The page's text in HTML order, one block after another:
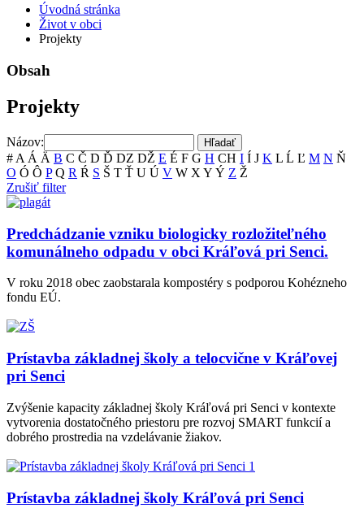
Úvodná stránka
Život v obci
Projekty
Obsah
Projekty
Názov:
# A Á Ä B C Č D Ď DZ DŽ E É F G H CH I Í J K L Ĺ Ľ M N Ň
O Ó Ô P Q R Ŕ S Š T Ť U Ú V W X Y Ý Z Ž
Zrušiť filter
Predchádzanie vzniku biologicky rozložiteľného
komunálneho odpadu v obci Kráľová pri Senci.
V roku 2018 obec zaobstarala kompostéry s podporou Kohézneho
fondu EÚ.
Prístavba základnej školy a telocvične v Kráľovej
pri Senci
Zvýšenie kapacity základnej školy Kráľová pri Senci v kontexte
vytvorenia dostatočného priestoru pre rozvoj SMART funkcií a
dobrého prostredia na vzdelávanie žiakov.
Prístavba základnej školy Kráľová pri Senci